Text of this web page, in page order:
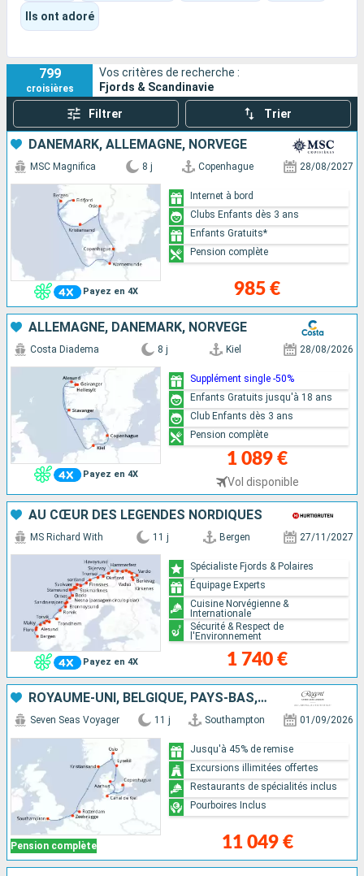
aussi bien privilégier l’exploration que le confort familial.
Chaque itinéraire compose ainsi un équilibre unique entre
Ils ont adoré
799
croisières
Vos critères de recherche :
Fjords & Scandinavie
Filtrer Trier
DANEMARK, ALLEMAGNE, NORVÈGE
Payez en 4X
MSC Magnifica 8 j Copenhague 28/08/2027
985 €
Internet à bord
Clubs Enfants dès 3 ans
Enfants Gratuits*
Pension complète
ALLEMAGNE, DANEMARK, NORVÈGE
Payez en 4X
Costa Diadema 8 j Kiel 28/08/2026
1 089 €
Vol disponible
Supplément single -50%
Enfants Gratuits jusqu'à 18 ans
Club Enfants dès 3 ans
Pension complète
AU CŒUR DES LÉGENDES NORDIQUES
Payez en 4X
MS Richard With 11 j Bergen 27/11/2027
1 740 €
Spécialiste Fjords & Polaires
Équipage Experts
Cuisine Norvégienne &
Internationale
Sécurité & Respect de
l'Environnement
ROYAUME-UNI, BELGIQUE, PAYS-BAS, NORVÈGE, SUÈDE, ALLEMAGNE, DANEMARK
Pension complète
Seven Seas Voyager 11 j Southampton 01/09/2026
11 049 €
Jusqu'à 45% de remise
Excursions illimitées offertes
Restaurants de spécialités inclus
Pourboires Inclus